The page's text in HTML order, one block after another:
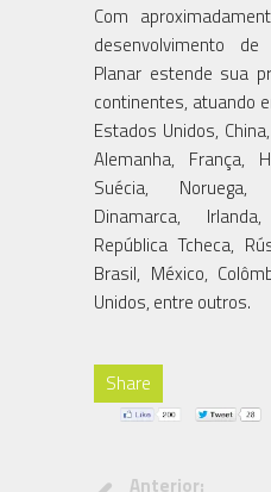
Com
desenvolvimento
Planar estende sua
continentes, atuando
Estados Unidos,
Alemanha, França,
Suécia, Noruega,
Dinamarca,
República Tcheca,
Brasil, México,
Unidos, entre outros.
Share
Anterior: